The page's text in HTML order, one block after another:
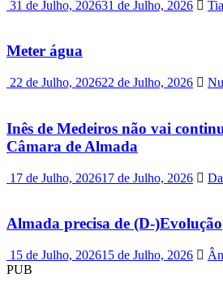
31 de Julho, 202631 de Julho, 2026
Meter água
22 de Julho, 202622 de Julho, 2026
Inês de Medeiros não vai
Câmara de Almada
17 de Julho, 202617 de Julho, 2026
Almada precisa de (D-)Evolução
15 de Julho, 202615 de Julho, 2026
PUB